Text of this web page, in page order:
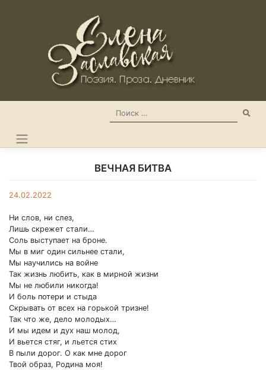
ВЕЧНАЯ БИТВА
24.02.2022
Ни слов, ни слез,
Лишь скрежет стали…
Соль выступает на броне.
Мы в миг один сильнее стали,
Мы научились на войне
Так жизнь любить, как в мирной жизни
Мы не любили никогда!
И боль потери и стыда
Скрывать от всех на горькой тризне!
Так что же, дело молодых…
И мы идем и дух наш молод,
И вьется стяг, и льется стих
В пыли дорог. О как мне дорог
Твой образ, Родина моя!